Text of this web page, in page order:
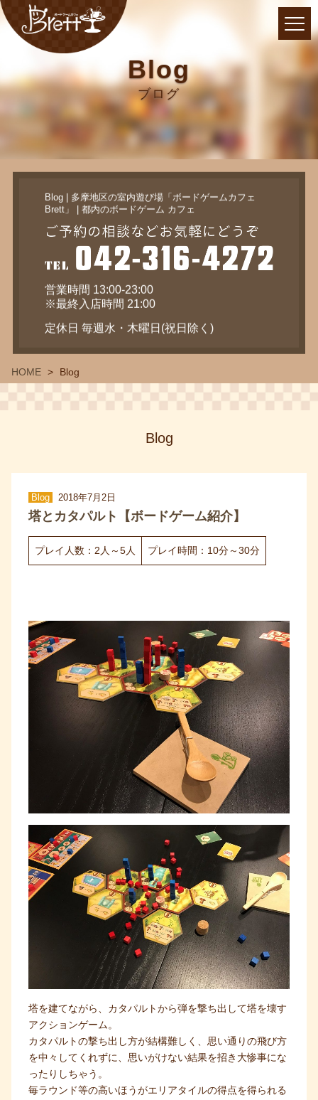
Blog
ブログ
Blog | 多摩地区の室内遊び場「ボードゲームカフェ
Brett」 | 都内のボードゲーム カフェ
営業時間 13:00-23:00
※最終入店時間 21:00
定休日 毎週水・木曜日(祝日除く)
HOME Blog
Blog
Blog 2018年7月2日
塔とカタパルト【ボードゲーム紹介】
プレイ人数：2人～5人 プレイ時間：10分～30分
塔を建てながら、カタパルトから弾を撃ち出して塔を壊す
アクションゲーム。
カタパルトの撃ち出し方が結構難しく、思い通りの飛び方
を中々してくれずに、思いがけない結果を招き大惨事にな
ったりしちゃう。
毎ラウンド等の高いほうがエリアタイルの得点を得られる